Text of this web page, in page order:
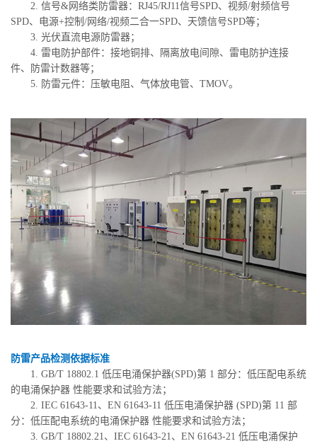
2. 信号&网络类防雷器：RJ45/RJ11信号SPD、视频/射频信号
SPD、电源+控制/网络/视频二合一SPD、天馈信号SPD等；
3. 光伏直流电源防雷器；
4. 雷电防护部件：接地铜排、隔离放电间隙、雷电防护连接
件、防雷计数器等；
5. 防雷元件：压敏电阻、气体放电管、TMOV。
防雷产品检测依据标准
1. GB/T 18802.1 低压电涌保护器(SPD)第 1 部分：低压配电系统
的电涌保护器 性能要求和试验方法；
2. IEC 61643-11、EN 61643-11 低压电涌保护器 (SPD)第 11 部
分：低压配电系统的电涌保护器 性能要求和试验方法；
3. GB/T 18802.21、IEC 61643-21、EN 61643-21 低压电涌保护